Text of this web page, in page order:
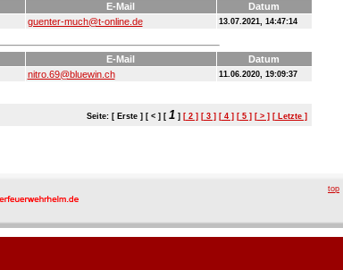
E-Mail
Datum
guenter-much@t-online.de 13.07.2021, 14:47:14
E-Mail
Datum
nitro.69@bluewin.ch 11.06.2020, 19:09:37
Seite: [ Erste ] [ < ] [ 1] [ 2 ] [ 3 ] [ 4 ] [ 5 ] [ > ] [ Letzte ]
top